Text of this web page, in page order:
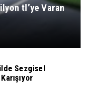
tl’ye Varan
Sezgisel